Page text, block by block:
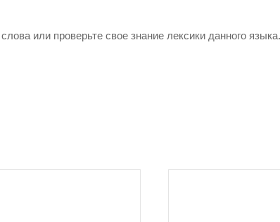
или про­верьте свое знание лексики данного языка.